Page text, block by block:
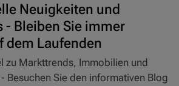
Neuigkeiten und
- Bleiben Sie immer
dem Laufenden
zu Markttrends, Immobilien und
Besuchen Sie den informativen Blog